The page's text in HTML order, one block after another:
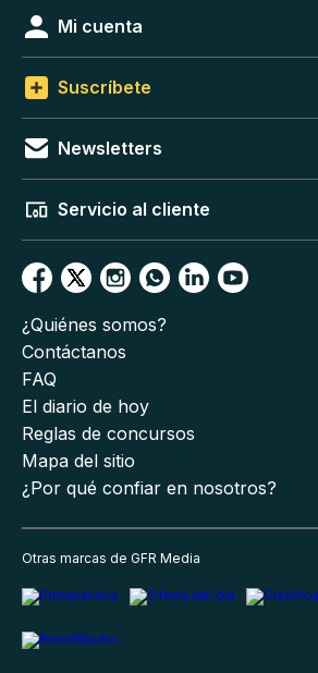
Mi cuenta
Suscríbete
Newsletters
Servicio al cliente
¿Quiénes somos?
Contáctanos
FAQ
El diario de hoy
Reglas de concursos
Mapa del sitio
¿Por qué confiar en nosotros?
Otras marcas de GFR Media